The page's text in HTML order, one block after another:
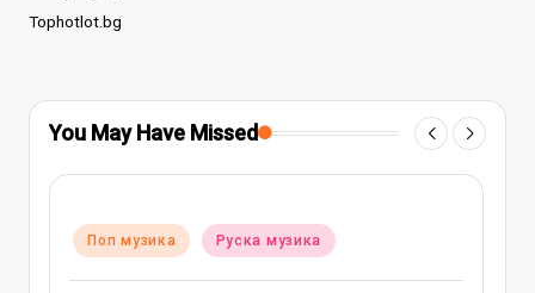
Tophotlot.bg
You May Have Missed
Posted
in
Поп музика Руска музика